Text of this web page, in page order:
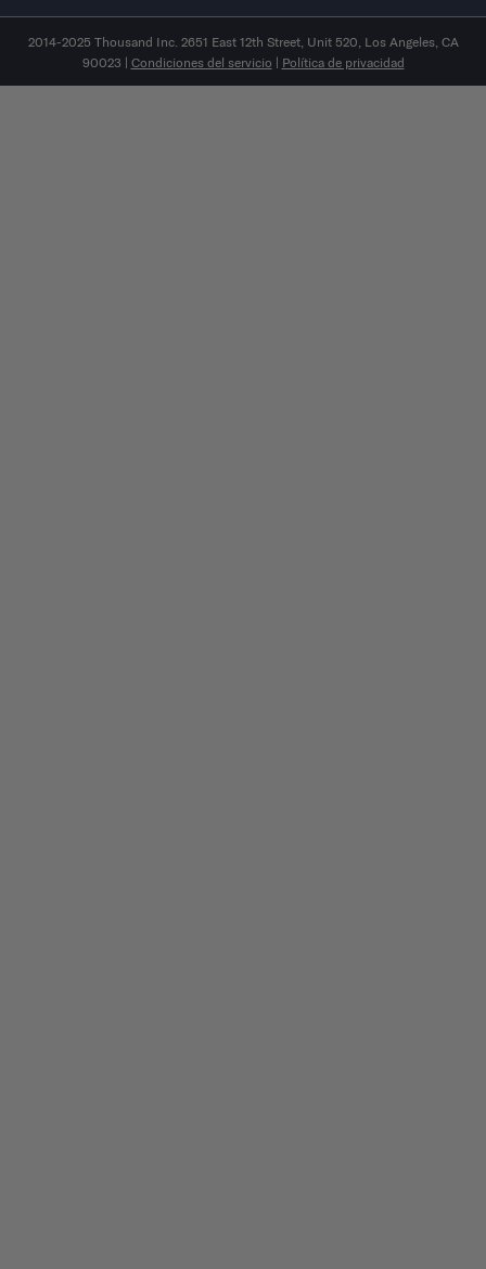
2014-2025 Thousand Inc. 2651 East 12th Street, Unit 520, Los Angeles, CA
90023 | Condiciones del servicio | Política de privacidad